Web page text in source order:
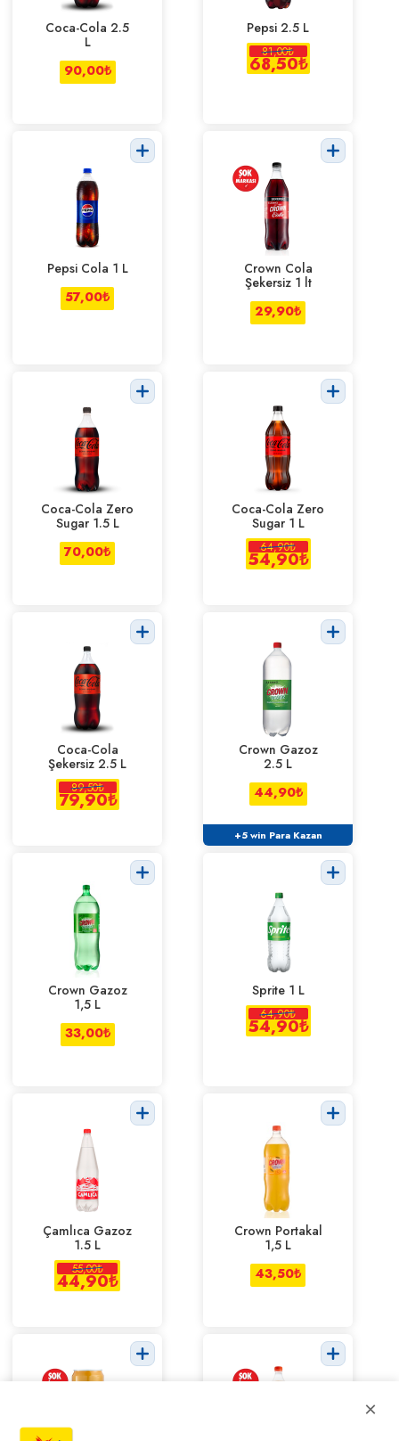
Coca-Cola 2.5
L
90,00₺
Pepsi 2.5 L
81,00₺
68,50₺
Pepsi Cola 1 L
57,00₺
Crown Cola
Şekersiz 1 lt
29,90₺
Coca-Cola Zero
Sugar 1.5 L
70,00₺
Coca-Cola Zero
Sugar 1 L
64,90₺
54,90₺
Coca-Cola
Şekersiz 2.5 L
89,50₺
79,90₺
Crown Gazoz
2.5 L
44,90₺
+5 win Para Kazan
Crown Gazoz
1,5 L
33,00₺
Sprite 1 L
64,90₺
54,90₺
Çamlıca Gazoz
1.5 L
55,00₺
44,90₺
Crown Portakal
1,5 L
43,50₺
×